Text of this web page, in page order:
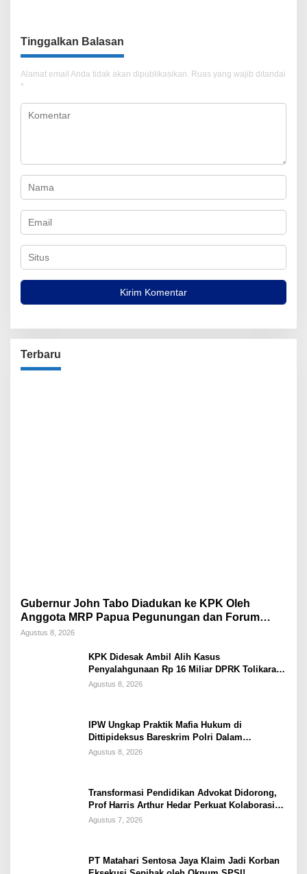
Tinggalkan Balasan
Alamat email Anda tidak akan dipublikasikan. Ruas yang wajib ditandai
*
Terbaru
Gubernur John Tabo Diadukan ke KPK Oleh
Anggota MRP Papua Pegunungan dan Forum
Warga Papua
Agustus 8, 2026
KPK Didesak Ambil Alih Kasus
Penyalahgunaan Rp 16 Miliar DPRK Tolikara
Tahun 2017
Agustus 8, 2026
IPW Ungkap Praktik Mafia Hukum di
Dittipideksus Bareskrim Polri Dalam
Penanganan Kasus PT ARA
Agustus 8, 2026
Transformasi Pendidikan Advokat Didorong,
Prof Harris Arthur Hedar Perkuat Kolaborasi
Kampus
Agustus 7, 2026
PT Matahari Sentosa Jaya Klaim Jadi Korban